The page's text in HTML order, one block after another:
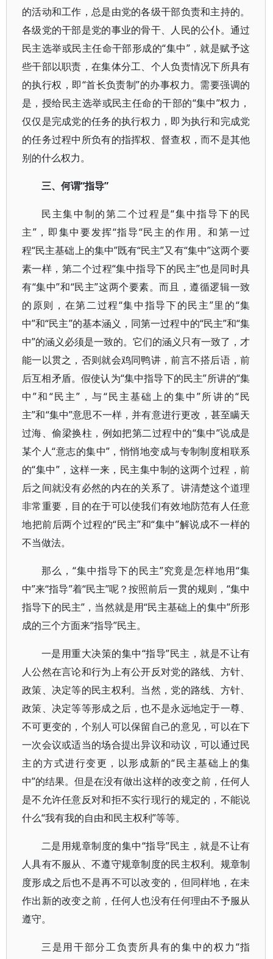
的活动和工作，总是由党的各级干部负责和主持的。
各级党的干部是党的事业的骨干、人民的公仆。通过
民主选举或民主任命干部形成的“集中”，就是赋予这
些干部以职责，在集体分工、个人负责情况下所具有
的执行权，即“首长负责制”的办事权力。需要强调的
是，授给民主选举或民主任命的干部的“集中”权力，
仅仅是完成党的任务的执行权力，即为执行和完成党
的任务过程中所负有的指挥权、督查权，而不是其他
别的什么权力。
三、何谓“指导”
民主集中制的第二个过程是“集中指导下的民
主”，即集中要发挥“指导“民主的作用。和第一过
程“民主基础上的集中”既有“民主”又有“集中”这两个要
素一样，第二个过程“集中指导下的民主”也是同时具
有“集中”和“民主”这两个要素。而且，遵循逻辑一致
的原则，在第二过程“集中指导下的民主”里的“集
中”和“民主”的基本涵义，同第一过程中的“民主”和“集
中”的涵义必须是一致的。它们的涵义只有一致了，才
能一以贯之，否则就会鸡同鸭讲，前言不搭后语，前
后互相矛盾。假使认为“集中指导下的民主”所讲的“集
中”和“民主”，与“民主基础上的集中”所讲的“民
主”和“集中”意思不一样，并有意进行更改，甚至瞒天
过海、偷梁换柱，例如把第二过程中的“集中”说成是
某个人“意志的集中”，悄悄地变成与专制制度相联系
的“集中”，这样一来，民主集中制的这两个过程，前
后之间就没有必然的内在的关系了。讲清楚这个道理
非常重要，目的在于可以使我们有效地防范有人任意
地把前后两个过程的“民主”和“集中”解说成不一样的
不当做法。
那么，“集中指导下的民主”究竟是怎样地用“集
中”来“指导”着“民主”呢？按照前后一贯的规则，“集中
指导下的民主”，当然就是用“民主基础上的集中”所形
成的三个方面来“指导”民主。
一是用重大决策的集中“指导”民主，就是不让有
人公然在言论和行为上有公开反对党的路线、方针、
政策、决定等的民主权利。当然，党的路线、方针、
政策、决定等等形成之后，也不是永远地定于一尊、
不可更变的，个别人可以保留自己的意见，可以在下
一次会议或适当的场合提出异议和动议，可以通过民
主的方式进行变更，以形成新的“民主基础上的集
中”的结果。但是在没有做出这样的改变之前，任何人
是不允许任意反对和拒不实行现行的规定的，不能说
什么“我有我的自由和民主权利”等等。
二是用规章制度的集中“指导”民主，就是不让有
人具有不服从、不遵守规章制度的民主权利。规章制
度形成之后也不是再不可以改变的，但同样地，在未
作出新的改变之前，任何人也没有任何理由不予服从
遵守。
三是用干部分工负责所具有的集中的权力“指